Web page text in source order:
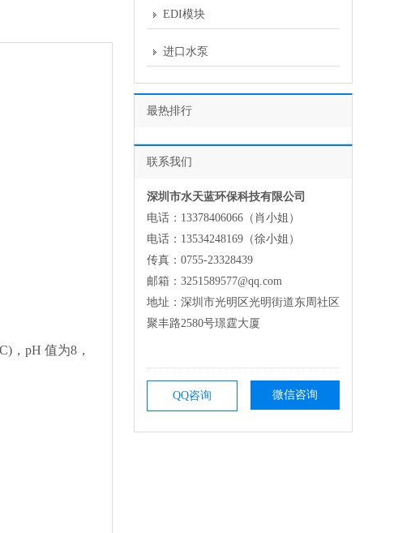
，pH 值为8，
EDI模块
进口水泵
最热排行
联系我们
深圳市水天蓝环保科技有限公司
电话：13378406066（肖小姐）
电话：13534248169（徐小姐）
传真：0755-23328439
邮箱：3251589577@qq.com
地址：深圳市光明区光明街道东周社区
聚丰路2580号璟霆大厦
QQ咨询 微信咨询